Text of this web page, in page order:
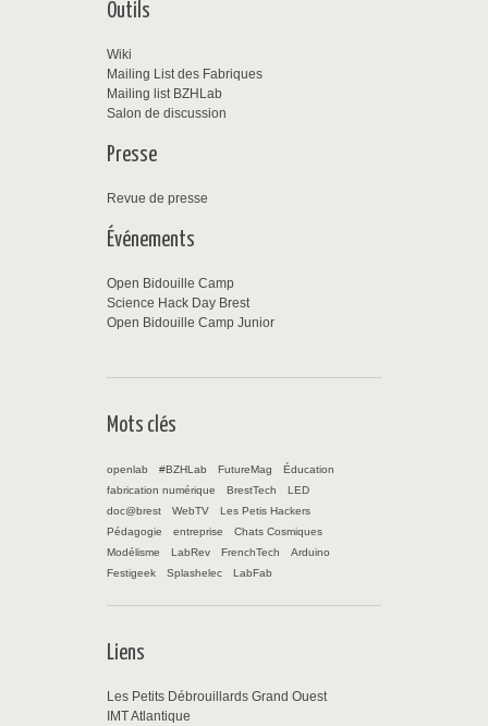
Outils
Wiki
Mailing List des Fabriques
Mailing list BZHLab
Salon de discussion
Presse
Revue de presse
Événements
Open Bidouille Camp
Science Hack Day Brest
Open Bidouille Camp Junior
Mots clés
openlab #BZHLab FutureMag
Éducation
fabrication numérique
BrestTech
LED
doc@brest
WebTV
Les Petis Hackers
Pédagogie
entreprise
Chats Cosmiques
Modélisme
LabRev FrenchTech
Arduino
Festigeek
Splashelec LabFab
Liens
Les Petits Débrouillards Grand Ouest
IMT Atlantique